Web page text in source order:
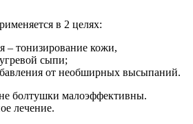
в 2 целях:
– тонизирование кожи,
сыпи;
от необширных высыпаний.
болтушки малоэффективны.
лечение.